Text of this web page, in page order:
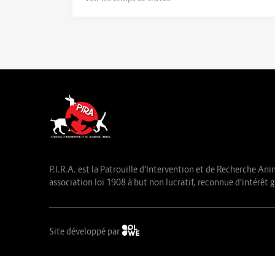
P.I.R.A. est la Patrouille d’Intervention et de Recherche
association loi 1908 à but non lucratif, reconnue d’intérêt
Site développé par